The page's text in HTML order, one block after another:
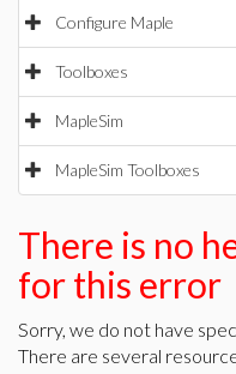
Configure Maple
Toolboxes
MapleSim
MapleSim Toolboxes
There is no
for this error
Sorry, we do not have
There are several